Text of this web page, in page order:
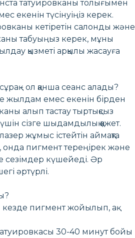
татуировканы толығымен
екенін түсінуіңіз керек.
кетіретін салонды және
табуыңыз керек, мұны
қызметі арқылы жасауға
- ол қанша сеанс алады?
жылдам емес екенін бірден
алып тастау тыртықсыз
сізге шыдамдылық қажет.
жұмыс істейтін аймақта
онда пигмент тереңірек және
сезімдер күшейеді. Әр
әртүрлі.
пигмент жойылып, ақ
30-40 минут бойы